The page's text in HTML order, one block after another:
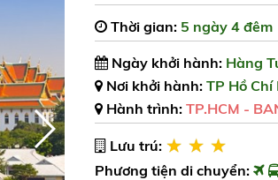
Thời gian: 5 ngày 4 đêm
Ngày khởi hành: Hàng
Nơi khởi hành: TP Hồ Chí
Hành trình: TP.HCM -
Lưu trú:
Phương tiện di chuyển: